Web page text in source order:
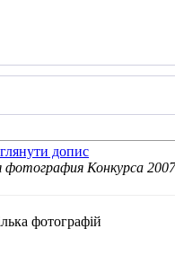
Конкурса 2007
фотографій